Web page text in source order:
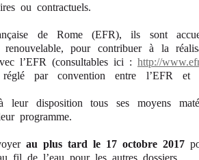
ou contractuels.
de Rome (EFR), ils sont
renouvelable, pour contribuer à la
l’EFR (consultables ici : http://
réglé par convention entre l’EFR et
leur disposition tous ses moyens
programme.
au plus tard le 17 octobre 2017
fil de l’eau pour les autres dossiers